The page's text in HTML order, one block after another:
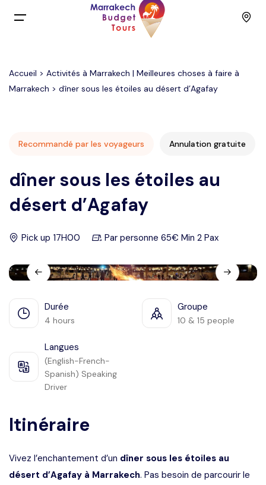
Accueil
Excursions
Activités
Groupe à petit budget
Contact
Languages
English
Français
Accueil > Activités à Marrakech | Meilleures choses à faire à
Marrakech > dîner sous les étoiles au désert d’Agafay
Recommandé par les voyageurs Annulation gratuite
dîner sous les étoiles au
désert d’Agafay
Pick up 17H00 Par personne 65€ Min 2 Pax
Durée
4 hours
Groupe
10 & 15 people
Langues
(English-French-
Spanish) Speaking
Driver
Itinéraire
Vivez l’enchantement d’un dîner sous les étoiles au
désert d’Agafay à Marrakech. Pas besoin de parcourir le